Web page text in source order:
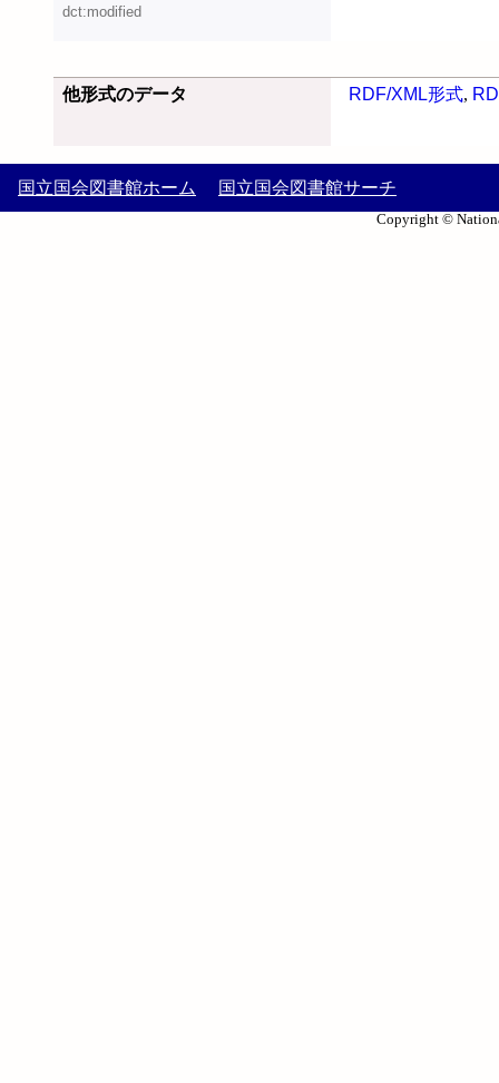
dct:modified
他形式のデータ RDF/XML形式,
国立国会図書館ホーム 国立国会図書館サーチ
Copyright ©